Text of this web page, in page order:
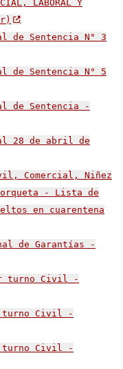
LABORAL Y
de Sentencia N° 3
de Sentencia N° 5
de Sentencia -
al 28 de abril de
Comercial, Niñez
- Lista de
en cuarentena
de Garantías -
turno Civil -
turno Civil -
turno Civil -